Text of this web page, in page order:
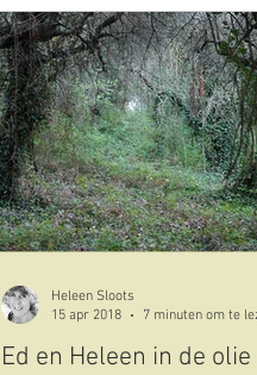
olijfolie
historie
sull'oliveto Covid-
Ed en Heleen in de olie
Heleen Sloots
15 apr 2018
7 minuten om te